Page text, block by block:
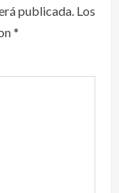
publicada. Los
*